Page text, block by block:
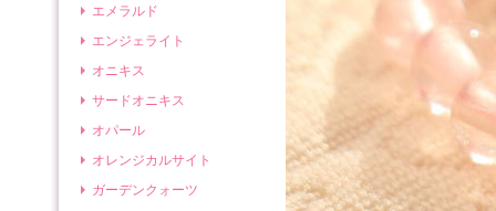
エメラルド
エンジェライト
オニキス
サードオニキス
オパール
オレンジカルサイト
ガーデンクォーツ